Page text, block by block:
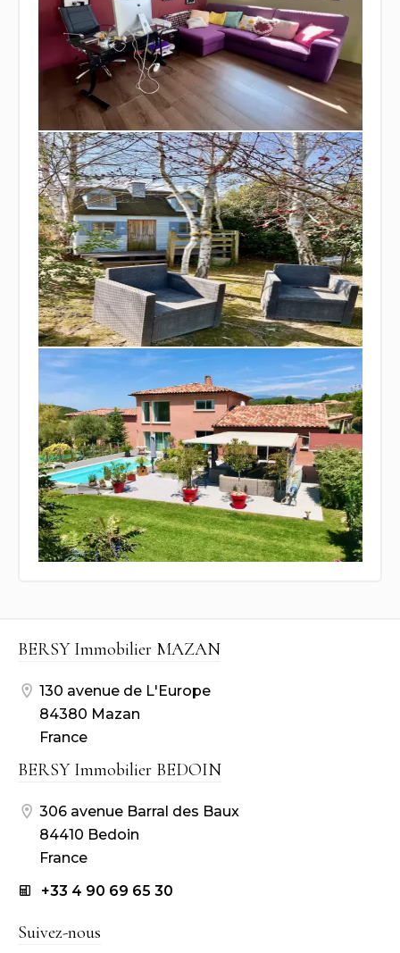
BERSY Immobilier MAZAN
130 avenue de L'Europe
84380 Mazan
France
BERSY Immobilier BEDOIN
306 avenue Barral des Baux
84410 Bedoin
France
+33 4 90 69 65 30
Suivez-nous